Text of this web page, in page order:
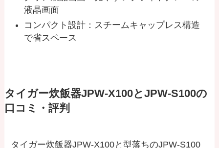
液晶画面
コンパクト設計：スチームキャップレス構造
で省スペース
タイガー炊飯器JPW-X100とJPW-S100の
口コミ・評判
タイガー炊飯器JPW-X100と型落ちのJPW-S100